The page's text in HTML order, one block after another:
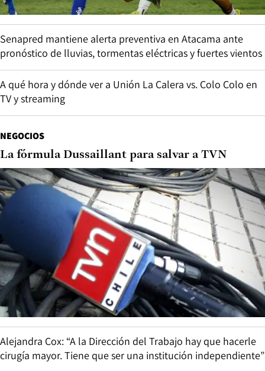
Senapred mantiene alerta preventiva en Atacama ante
pronóstico de lluvias, tormentas eléctricas y fuertes vientos
A qué hora y dónde ver a Unión La Calera vs. Colo Colo en
TV y streaming
NEGOCIOS
La fórmula Dussaillant para salvar a TVN
Alejandra Cox: “A la Dirección del Trabajo hay que hacerle
cirugía mayor. Tiene que ser una institución independiente”